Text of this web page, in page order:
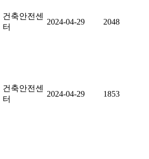
건축안전센
터
2024-04-29 2048
건축안전센
터
2024-04-29 1853